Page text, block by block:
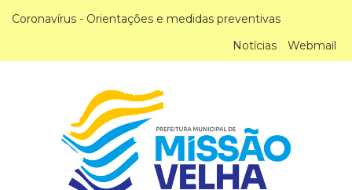
Coronavírus - Orientações e medidas preventivas
Notícias
Webmail